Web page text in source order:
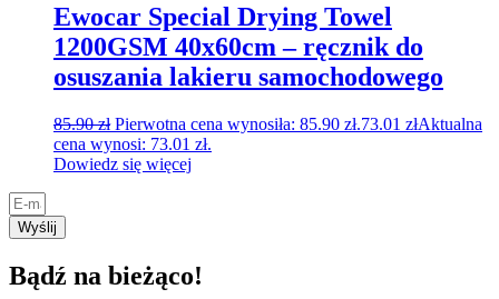
Ewocar Special Drying Towel
1200GSM 40x60cm – ręcznik do
osuszania lakieru samochodowego
85.90zł Pierwotna cena wynosiła: 85.90 zł.73.01 złAktualna
cena wynosi: 73.01 zł.
Dowiedz się więcej
Wyślij
Bądź na bieżąco!